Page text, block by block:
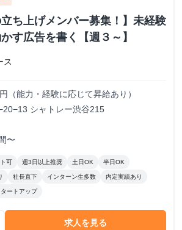
立ち上げメンバー募集！】未経験
す広告を書く【週３～】
ス
（能力・経験に応じて昇給あり）
シャトレー渋谷215
〜
可 週3日以上推奨 土日OK 半日OK
社長直下 インターン生多数 内定実績あり
タートアップ
求人を見る